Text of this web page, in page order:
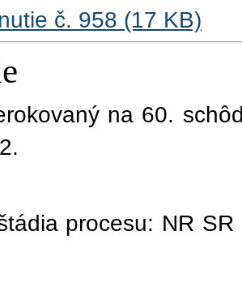
č. 958 (17 KB)
na 60.
.
procesu: NR